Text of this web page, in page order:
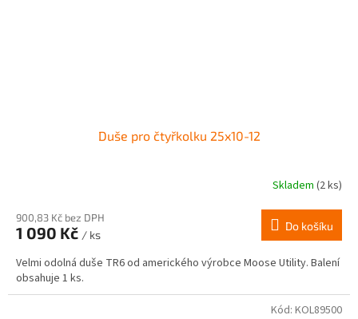
Duše pro čtyřkolku 25x10-12
Skladem (2 ks)
900,83 Kč bez DPH
1 090 Kč / ks
Do košíku
Velmi odolná duše TR6 od amerického výrobce Moose Utility. Balení
obsahuje 1 ks.
Kód: KOL89500